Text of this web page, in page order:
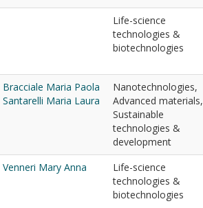
Life-science
technologies &
biotechnologies
Bracciale Maria Paola
Santarelli Maria Laura
Nanotechnologies,
Advanced materials,
Sustainable
technologies &
development
Venneri Mary Anna
Life-science
technologies &
biotechnologies